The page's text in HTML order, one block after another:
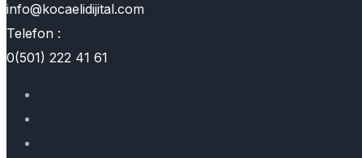
info@kocaelidijital.com
Telefon :
0(501) 222 41 61